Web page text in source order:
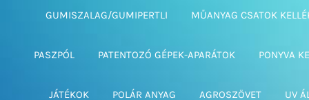
GUMISZALAG/GUMIPERTLI MŰANYAG CSATOK
PASZPÓL PATENTOZÓ GÉPEK-APARÁTOK PONYVA
JÁTÉKOK POLÁR ANYAG AGROSZÖVET UV